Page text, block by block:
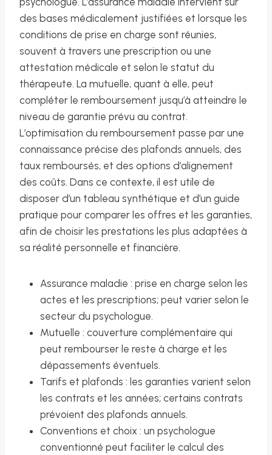
des bases médicalement justifiées et lorsque les
conditions de prise en charge sont réunies,
souvent à travers une prescription ou une
attestation médicale et selon le statut du
thérapeute. La mutuelle, quant à elle, peut
compléter le remboursement jusqu’à atteindre le
niveau de garantie prévu au contrat.
L’optimisation du remboursement passe par une
connaissance précise des plafonds annuels, des
taux remboursés, et des options d’alignement
des coûts. Dans ce contexte, il est utile de
disposer d’un tableau synthétique et d’un guide
pratique pour comparer les offres et les garanties,
afin de choisir les prestations les plus adaptées à
sa réalité personnelle et financière.
Assurance maladie : prise en charge selon les
actes et les prescriptions; peut varier selon le
secteur du psychologue.
Mutuelle : couverture complémentaire qui
peut rembourser le reste à charge et les
dépassements éventuels.
Tarifs et plafonds : les garanties varient selon
les contrats et les années; certains contrats
prévoient des plafonds annuels.
Conventions et choix : un psychologue
conventionné peut faciliter le calcul des